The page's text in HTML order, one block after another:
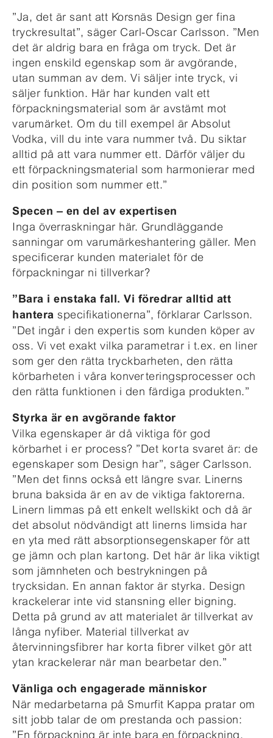
”Ja, det är sant att Korsnäs Design ger fina
tryckresultat”, säger Carl-Oscar Carlsson. ”Men
det är aldrig bara en fråga om tryck. Det är
ingen enskild egenskap som är avgörande,
utan summan av dem. Vi säljer inte tryck, vi
säljer funktion. Här har kunden valt ett
förpackningsmaterial som är avstämt mot
varumärket. Om du till exempel är Absolut
Vodka, vill du inte vara nummer två. Du siktar
alltid på att vara nummer ett. Därför väljer du
ett förpackningsmaterial som harmonierar med
din position som nummer ett.”
Specen – en del av expertisen
Inga överraskningar här. Grundläggande
sanningar om varumärkeshantering gäller. Men
specificerar kunden materialet för de
förpackningar ni tillverkar?
”Bara i enstaka fall. Vi föredrar alltid att
hantera specifikationerna”, förklarar Carlsson.
”Det ingår i den expertis som kunden köper av
oss. Vi vet exakt vilka parametrar i t.ex. en liner
som ger den rätta tryckbarheten, den rätta
körbarheten i våra konverteringsprocesser och
den rätta funktionen i den färdiga produkten.”
Styrka är en avgörande faktor
Vilka egenskaper är då viktiga för god
körbarhet i er process? ”Det korta svaret är: de
egenskaper som Design har”, säger Carlsson.
”Men det finns också ett längre svar. Linerns
bruna baksida är en av de viktiga faktorerna.
Linern limmas på ett enkelt wellskikt och då är
det absolut nödvändigt att linerns limsida har
en yta med rätt absorptionsegenskaper för att
ge jämn och plan kartong. Det här är lika viktigt
som jämnheten och bestrykningen på
trycksidan. En annan faktor är styrka. Design
krackelerar inte vid stansning eller bigning.
Detta på grund av att materialet är tillverkat av
långa nyfiber. Material tillverkat av
återvinningsfibrer har korta fibrer vilket gör att
ytan krackelerar när man bearbetar den.”
Vänliga och engagerade människor
När medarbetarna på Smurfit Kappa pratar om
sitt jobb talar de om prestanda och passion:
”En förpackning är inte bara en förpackning,